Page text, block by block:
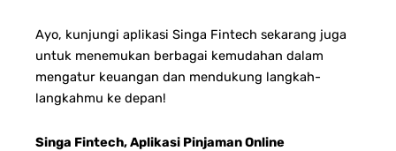
Ayo, kunjungi aplikasi Singa Fintech sekarang juga
untuk menemukan berbagai kemudahan dalam
mengatur keuangan dan mendukung langkah-
langkahmu ke depan!
Singa Fintech, Aplikasi Pinjaman Online